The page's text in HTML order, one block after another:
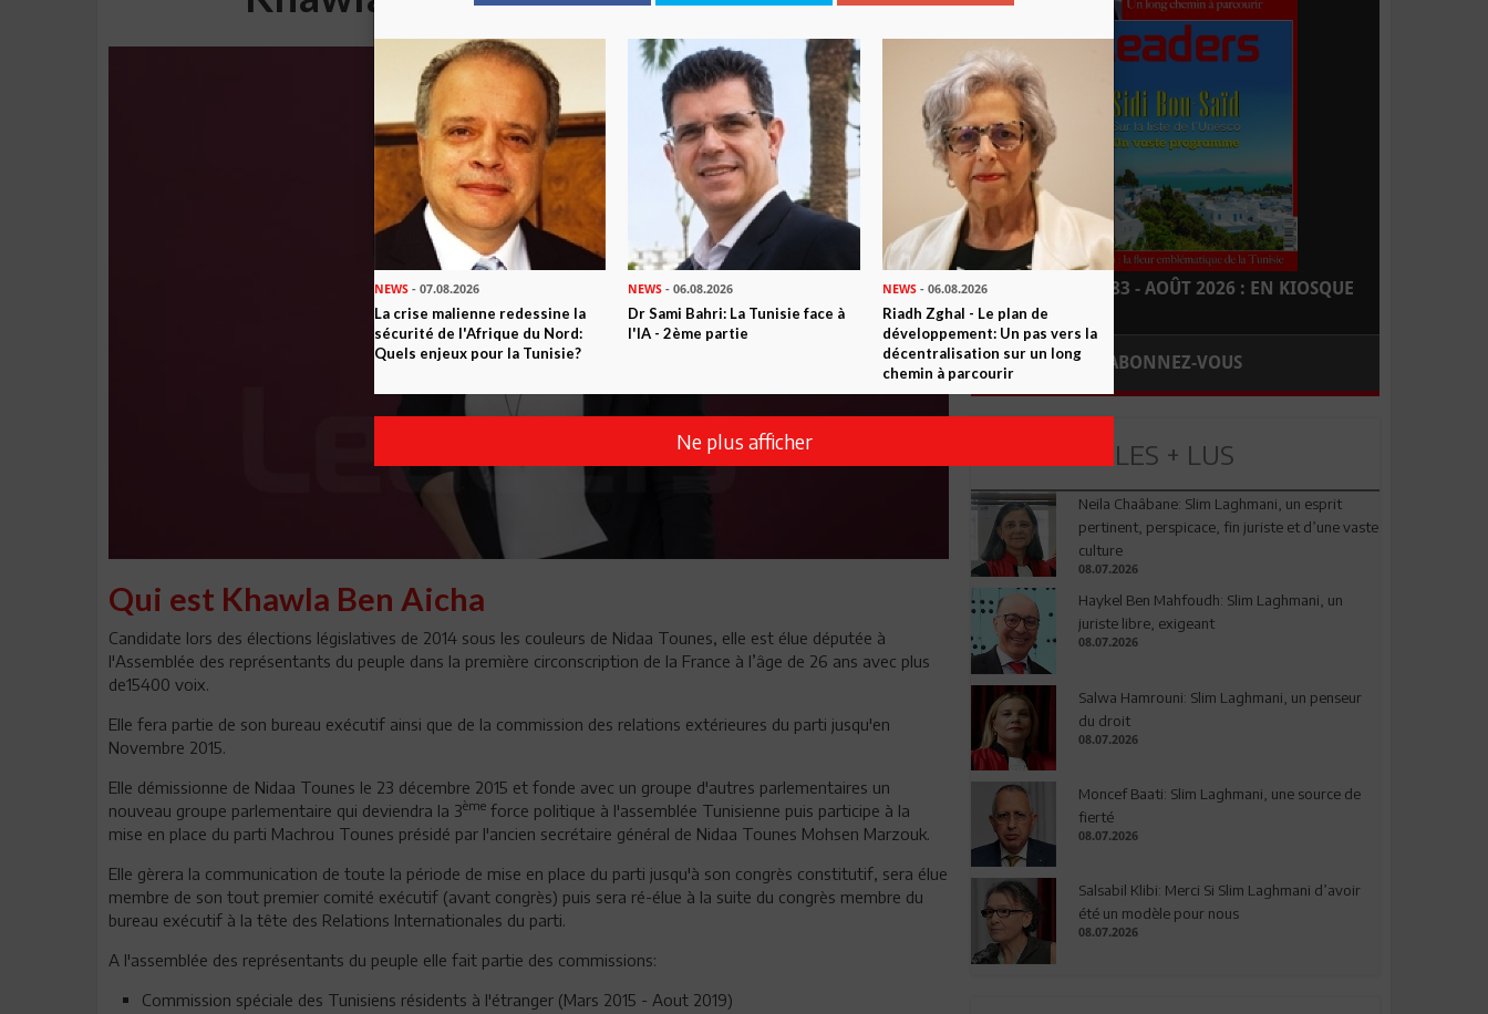
Qui est Khawla Ben Aicha
Candidate lors des élections législatives de 2014 sous les couleurs de Nidaa Tounes, elle est élue députée à
l'Assemblée des représentants du peuple dans la première circonscription de la France à l’âge de 26 ans avec plus
de15400 voix.
Elle fera partie de son bureau exécutif ainsi que de la commission des relations extérieures du parti jusqu'en
Novembre 2015.
Elle démissionne de Nidaa Tounes le 23 décembre 2015 et fonde avec un groupe d'autres parlementaires un
nouveau groupe parlementaire qui deviendra la 3ème force politique à l'assemblée Tunisienne puis participe à la
mise en place du parti Machrou Tounes présidé par l'ancien secrétaire général de Nidaa Tounes Mohsen Marzouk.
Elle gèrera la communication de toute la période de mise en place du parti jusqu'à son congrès constitutif, sera élue
membre de son tout premier comité exécutif (avant congrès) puis sera ré-élue à la suite du congrès membre du
bureau exécutif à la tête des Relations Internationales du parti.
A l'assemblée des représentants du peuple elle fait partie des commissions:
Commission spéciale des Tunisiens résidents à l'étranger (Mars 2015 - Aout 2019)
LEADERS N° 183 - AOÛT 2026 : EN KIOSQUE
ABONNEZ-VOUS
LES + LUS
Neila Chaâbane: Slim Laghmani, un esprit
pertinent, perspicace, fin juriste et d’une vaste
culture
08.07.2026
Haykel Ben Mahfoudh: Slim Laghmani, un
juriste libre, exigeant
08.07.2026
Salwa Hamrouni: Slim Laghmani, un penseur
du droit
08.07.2026
Moncef Baati: Slim Laghmani, une source de
fierté
08.07.2026
Salsabil Klibi: Merci Si Slim Laghmani d’avoir
été un modèle pour nous
08.07.2026
NEWS - 07.08.2026
La crise malienne redessine la
sécurité de l'Afrique du Nord:
Quels enjeux pour la Tunisie?
NEWS - 06.08.2026
Dr Sami Bahri: La Tunisie face à
l'IA - 2ème partie
NEWS- 06.08.2026
Riadh Zghal - Le plan de
développement: Un pas vers la
décentralisation sur un long
chemin à parcourir
Ne plus afficher